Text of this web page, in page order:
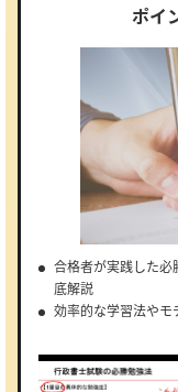
ポイ
合格者が実践した必
底解説
効率的な学習法やモ